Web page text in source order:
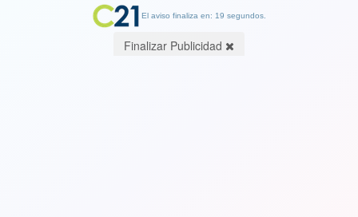
El aviso finaliza en: 19 segundos.
Finalizar Publicidad